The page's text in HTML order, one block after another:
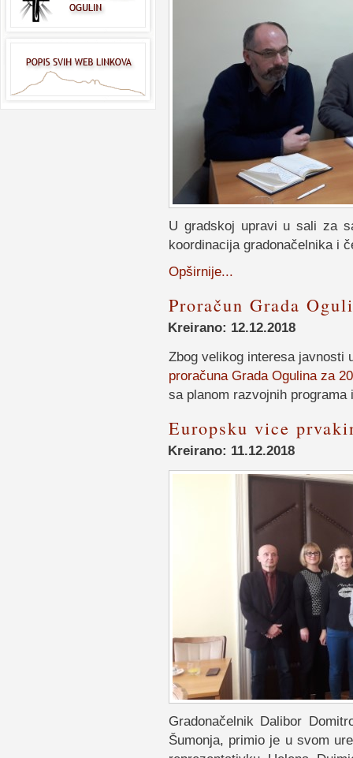
U gradskoj upravi u sali za
koordinacija gradonačelnika i
Opširnije...
Proračun Grada
Kreirano: 12.12.2018
Zbog velikog interesa
proračuna Grada Ogulina za
sa planom razvojnih
Europsku vice
Kreirano: 11.12.2018
Gradonačelnik Dalibor
Šumonja, primio je u svom